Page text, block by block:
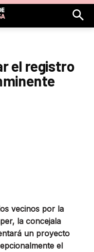
el registro
vecinos por la
la concejala
un proyecto
el